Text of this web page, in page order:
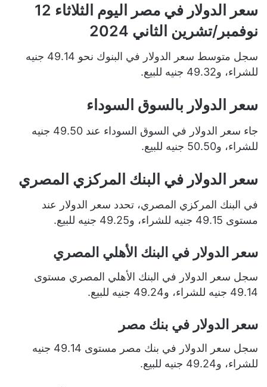
سعر الدولار في مصر اليوم الثلاثاء 12
نوفمبر/تشرين الثاني 2024
سجل متوسط سعر الدولار في البنوك نحو 49.14 جنيه
للشراء، و49.32 جنيه للبيع.
سعر الدولار بالسوق السوداء
جاء سعر الدولار في السوق السوداء عند 49.50 جنيه
للشراء، و50.50 جنيه للبيع.
سعر الدولار في البنك المركزي المصري
في البنك المركزي المصري، تحدد سعر الدولار عند
مستوى 49.15 جنيه للشراء، و49.25 جنيه للبيع.
سعر الدولار في البنك الأهلي المصري
سجل سعر الدولار في البنك الأهلي المصري مستوى
49.14 جنيه للشراء، و49.24 جنيه للبيع.
سعر الدولار في بنك مصر
سجل سعر الدولار في بنك مصر مستوى 49.14 جنيه
للشراء، و49.24 جنيه للبيع.